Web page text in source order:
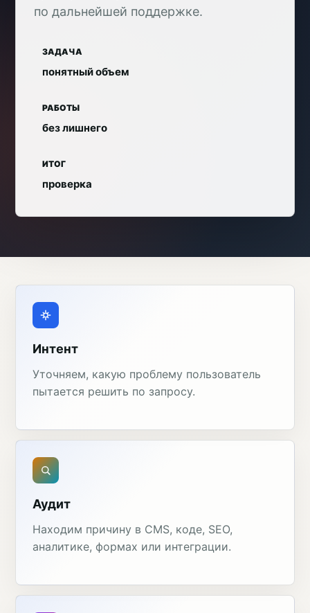
по дальнейшей поддержке.
ЗАДАЧА
понятный объем
РАБОТЫ
без лишнего
ИТОГ
проверка
Интент
Уточняем, какую проблему пользователь
пытается решить по запросу.
Аудит
Находим причину в CMS, коде, SEO,
аналитике, формах или интеграции.